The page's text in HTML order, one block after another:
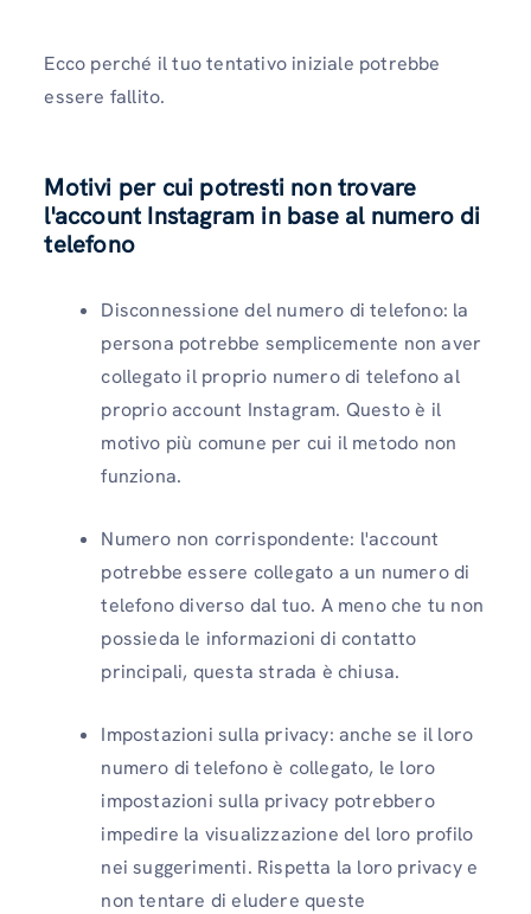
Ecco perché il tuo tentativo iniziale potrebbe
essere fallito.
Motivi per cui potresti non trovare
l'account Instagram in base al numero di
telefono
Disconnessione del numero di telefono: la
persona potrebbe semplicemente non aver
collegato il proprio numero di telefono al
proprio account Instagram. Questo è il
motivo più comune per cui il metodo non
funziona.
Numero non corrispondente: l'account
potrebbe essere collegato a un numero di
telefono diverso dal tuo. A meno che tu non
possieda le informazioni di contatto
principali, questa strada è chiusa.
Impostazioni sulla privacy: anche se il loro
numero di telefono è collegato, le loro
impostazioni sulla privacy potrebbero
impedire la visualizzazione del loro profilo
nei suggerimenti. Rispetta la loro privacy e
non tentare di eludere queste